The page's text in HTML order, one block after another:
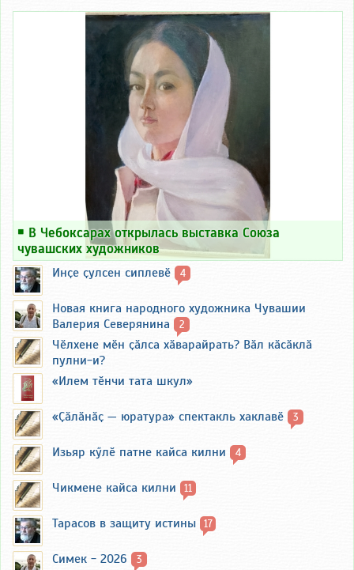
￭ В Чебоксарах открылась выставка Союза
чувашских художников
Инҫе ҫулсен сиплевӗ 4
Новая книга народного художника Чувашии
Валерия Северянина
2
Чӗлхене мӗн ҫӑлса хӑварайрать? Вӑл кӑсӑклӑ
пулни-и?
«Илем тӗнчи тата шкул»
«Ҫӑлӑнӑҫ — юратура» спектакль хаклавӗ 3
Изьяр кӳлӗ патне кайса килни 4
Чикмене кайса килни 11
Тарасов в защиту истины 17
Симек - 2026 3